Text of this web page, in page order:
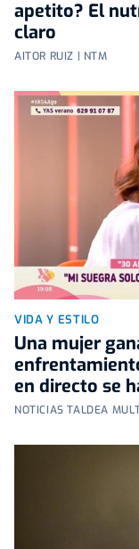
apetito? El
claro
AITOR RUIZ | NTM
VIDA Y ESTILO
Una mujer
en directo se
NOTICIAS TALDEA